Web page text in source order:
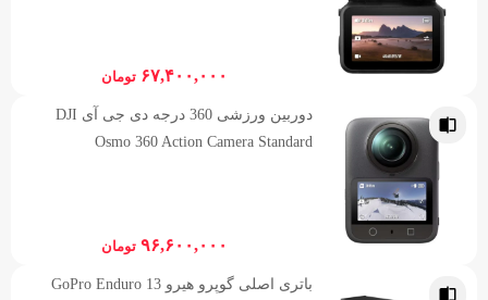
۶۷,۴۰۰,۰۰۰ تومان
دوربین ورزشی 360 درجه دی جی آی DJI
Osmo 360 Action Camera Standard
۹۶,۶۰۰,۰۰۰ تومان
باتری اصلی گوپرو هیرو 13 GoPro Enduro